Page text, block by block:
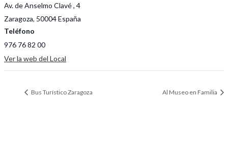
Av. de Anselmo Clavé , 4
Zaragoza, 50004España
Teléfono
976 76 82 00
Ver la web del Local
Bus Turístico Zaragoza Al Museo en Familia